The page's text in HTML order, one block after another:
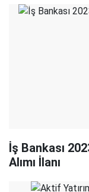
İş Bankası
Alımı İlanı